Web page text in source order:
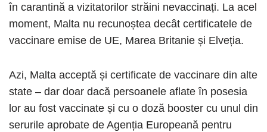
în carantină a vizitatorilor străini nevaccinați. La acel
moment, Malta nu recunoștea decât certificatele de
vaccinare emise de UE, Marea Britanie și Elveția.
Azi, Malta acceptă și certificate de vaccinare din alte
state – dar doar dacă persoanele aflate în posesia
lor au fost vaccinate și cu o doză booster cu unul din
serurile aprobate de Agenția Europeană pentru